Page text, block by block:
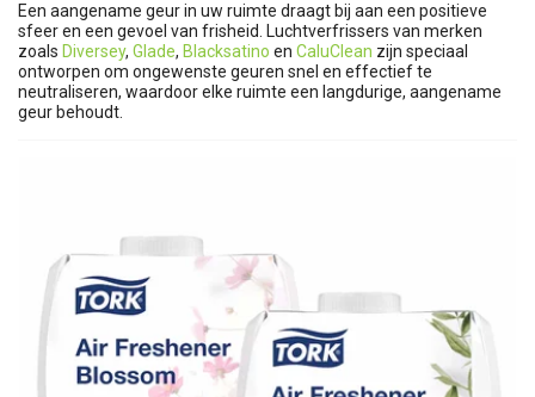
Een aangename geur in uw ruimte draagt bij aan een positieve
sfeer en een gevoel van frisheid. Luchtverfrissers van merken
zoals Diversey, Glade, Blacksatino en CaluClean zijn speciaal
ontworpen om ongewenste geuren snel en effectief te
neutraliseren, waardoor elke ruimte een langdurige, aangename
geur behoudt.